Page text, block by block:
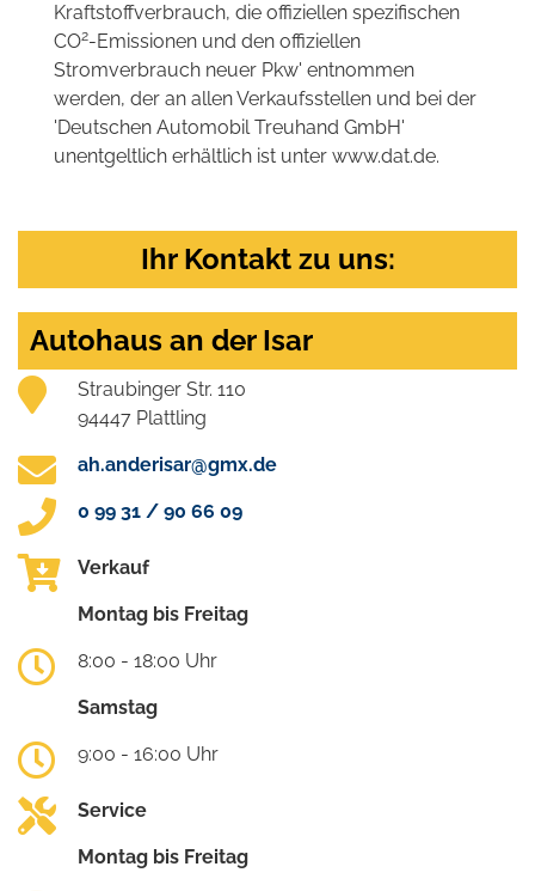
Kraftstoffverbrauch, die offiziellen spezifischen
CO2-Emissionen und den offiziellen
Stromverbrauch neuer Pkw' entnommen
werden, der an allen Verkaufsstellen und bei der
'Deutschen Automobil Treuhand GmbH'
unentgeltlich erhältlich ist unter www.dat.de.
Ihr Kontakt zu uns:
Autohaus an der Isar
Straubinger Str. 110
94447 Plattling
ah.anderisar@gmx.de
0 99 31 / 90 66 09
Verkauf
Montag bis Freitag
8:00 - 18:00 Uhr
Samstag
9:00 - 16:00 Uhr
Service
Montag bis Freitag